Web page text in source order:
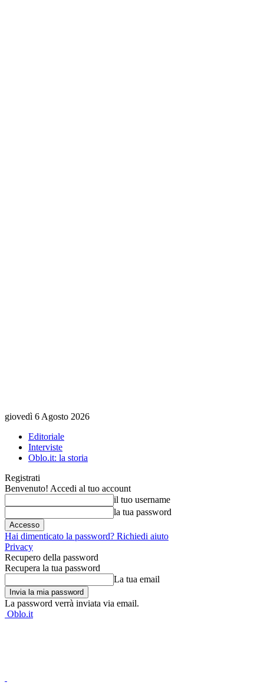
giovedì 6 Agosto 2026
Editoriale
Interviste
Oblo.it: la storia
Registrati
Benvenuto! Accedi al tuo account
il tuo username
la tua password
Hai dimenticato la password? Richiedi aiuto
Privacy
Recupero della password
Recupera la tua password
La tua email
La password verrà inviata via email.
Oblo.it